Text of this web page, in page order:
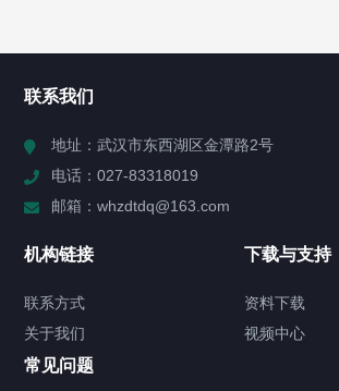
公司新闻
联系我们
地址：武汉市东西湖区金潭路2号
电话：027-83318019
邮箱：whzdtdq@163.com
机构链接
联系方式
关于我们
下载与支持
资料下载
视频中心
常见问题